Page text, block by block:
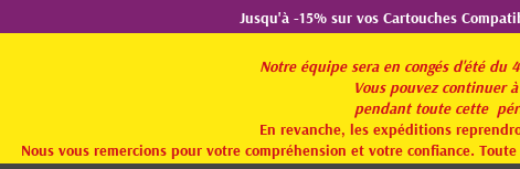
Jusqu'à -15% sur vos Cartouches
Notre équipe sera en congés d'été du
Vous pouvez continuer à
pendant toute cette
En revanche, les expéditions
Nous vous remercions pour votre compréhension et votre confiance.